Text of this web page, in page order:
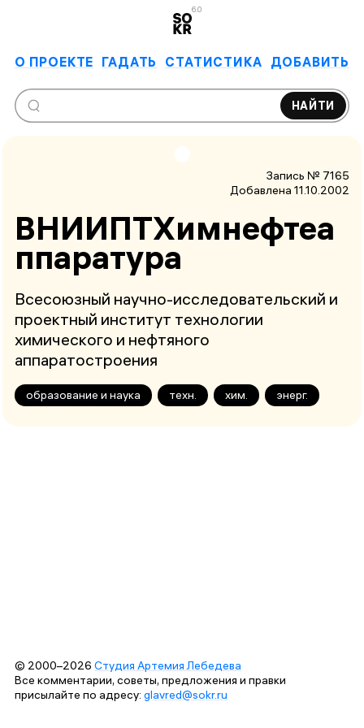
6.0
О ПРОЕКТЕ ГАДАТЬ СТАТИСТИКА ДОБАВИТЬ
НАЙТИ
Запись № 7165
Добавлена 11.10.2002
ВНИИПТХимнефтеа
ппаратура
Всесоюзный научно-исследовательский и
проектный институт технологии
химического и нефтяного
аппаратостроения
образование и наука техн. хим. энерг.
© 2000–2026 Студия Артемия Лебедева
Все комментарии, советы, предложения и правки
присылайте по адресу: glavred@sokr.ru